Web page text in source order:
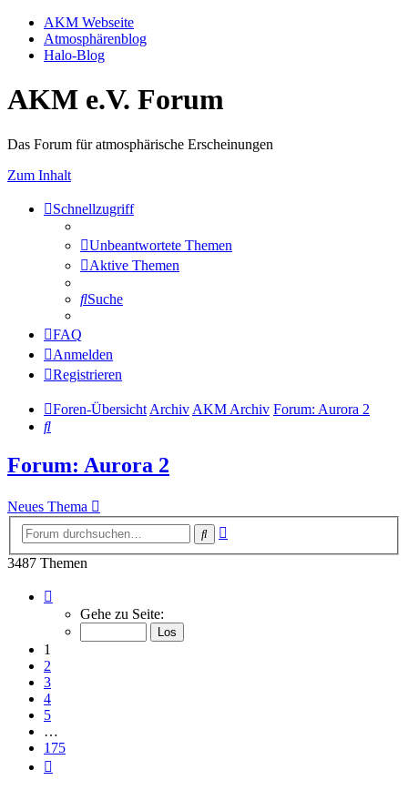
AKM Webseite
Atmosphärenblog
Halo-Blog
AKM e.V. Forum
Das Forum für atmosphärische Erscheinungen
Zum Inhalt
Schnellzugriff
Unbeantwortete Themen
Aktive Themen
Suche
FAQ
Anmelden
Registrieren
Foren-Übersicht Archiv AKM Archiv Forum: Aurora 2
Suche
Forum: Aurora 2
Neues Thema
Suche
3487 Themen
von
Gehe zu Seite:
1
2
3
4
5
…
175